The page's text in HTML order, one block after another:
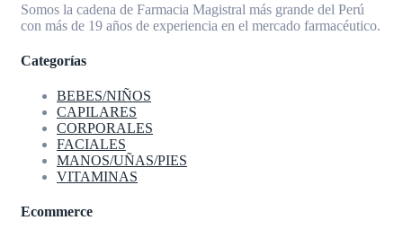
Somos la cadena de Farmacia Magistral más grande del Perú
con más de 19 años de experiencia en el mercado farmacéutico.
Categorías
BEBES/NIÑOS
CAPILARES
CORPORALES
FACIALES
MANOS/UÑAS/PIES
VITAMINAS
Ecommerce